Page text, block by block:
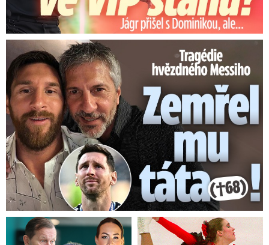
Tragédie hvězdného Messiho: Zemřel mu táta (†68)!